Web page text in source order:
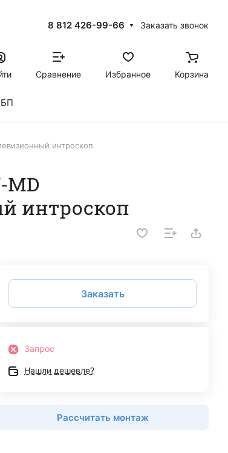
8 812 426-99-66 Заказать звонок
Сравнение Избранное Корзина
интроскоп
MD
интроскоп
Заказать
Запрос
Нашли дешевле?
Рассчитать монтаж